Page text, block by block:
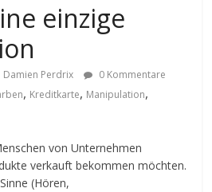
einzige
Damien Perdrix
0 Kommentare
, Kreditkarte, Manipulation,
von Unternehmen
verkauft bekommen möchten.
(Hören,